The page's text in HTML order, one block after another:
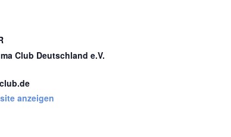
Club Deutschland e.V.
anzeigen